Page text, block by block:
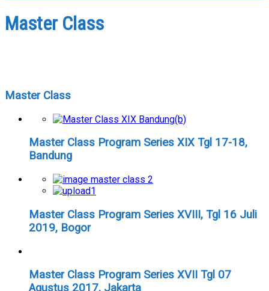
Master Class
Master Class
Master Class Program Series XIX Tgl 17-18,
Bandung
Master Class Program Series XVIII, Tgl 16 Juli
2019, Bogor
Master Class Program Series XVII Tgl 07
Agustus 2017, Jakarta